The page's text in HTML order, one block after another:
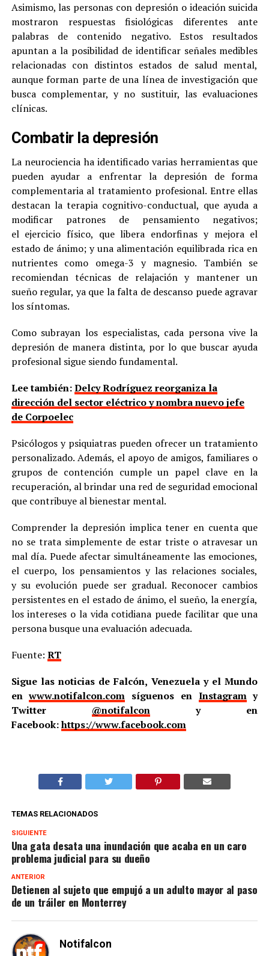
Asimismo, las personas con depresión o ideación suicida
mostraron respuestas fisiológicas diferentes ante
palabras de contenido negativo. Estos resultados
apuntan a la posibilidad de identificar señales medibles
relacionadas con distintos estados de salud mental,
aunque forman parte de una línea de investigación que
busca complementar, y no sustituir, las evaluaciones
clínicas.
Combatir la depresión
La neurociencia ha identificado varias herramientas que
pueden ayudar a enfrentar la depresión de forma
complementaria al tratamiento profesional. Entre ellas
destacan la terapia cognitivo-conductual, que ayuda a
modificar patrones de pensamiento negativos;
el ejercicio físico, que libera endorfinas y mejora el
estado de ánimo; y una alimentación equilibrada rica en
nutrientes como omega-3 y magnesio. También se
recomiendan técnicas de relajación y mantener un
sueño regular, ya que la falta de descanso puede agravar
los síntomas.
Como subrayan los especialistas, cada persona vive la
depresión de manera distinta, por lo que buscar ayuda
profesional sigue siendo fundamental.
Lee también:Delcy Rodríguez reorganiza la
dirección del sector eléctrico y nombra nuevo jefe
de Corpoelec
Psicólogos y psiquiatras pueden ofrecer un tratamiento
personalizado. Además, el apoyo de amigos, familiares o
grupos de contención cumple un papel clave en la
recuperación, al brindar una red de seguridad emocional
que contribuye al bienestar mental.
Comprender la depresión implica tener en cuenta que
no se trata simplemente de estar triste o atravesar un
mal día. Puede afectar simultáneamente las emociones,
el cuerpo, los pensamientos y las relaciones sociales,
y su evolución puede ser gradual. Reconocer cambios
persistentes en el estado de ánimo, el sueño, la energía,
los intereses o la vida cotidiana puede facilitar que una
persona busque una evaluación adecuada.
Fuente: RT
Sigue las noticias de Falcón, Venezuela y el Mundo
enwww.notifalcon.com síguenos en Instagramy
Twitter @notifalcony en
Facebook:https://www.facebook.com
TEMAS RELACIONADOS
SIGUIENTE
Una gata desata una inundación que acaba en un caro
problema judicial para su dueño
ANTERIOR
Detienen al sujeto que empujó a un adulto mayor al paso
de un tráiler en Monterrey
Notifalcon